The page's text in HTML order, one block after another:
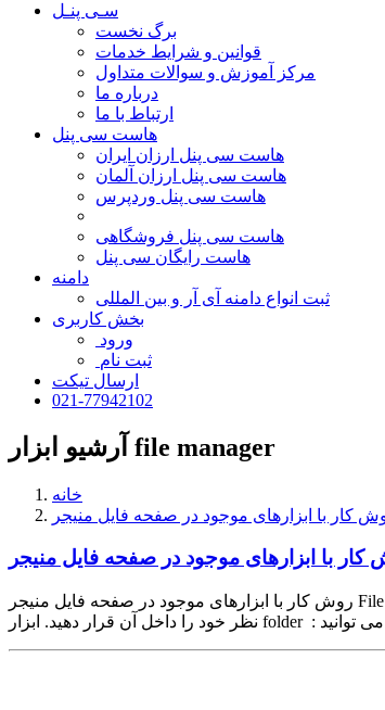
سـی پنـل
برگ نخست
قوانین و شرایط خدمات
مرکز آموزش و سوالات متداول
درباره ما
ارتباط با ما
هاست سی پنل
هاست سی پنل ارزان ایران
هاست سی پنل ارزان آلمان
هاست سی پنل وردپرس
هاست سی پنل فروشگاهی
هاست رایگان سی پنل
دامنه
ثبت انواع دامنه آی آر و بین المللی
بخش کاربری
ورود
ثبت نام
ارسال تیکت
021-77942102
آرشیو ابزار file manager
خانه
روش کار با ابزارهای موجود در صفحه فایل منیجر File Manager: ابزارهای موجود در صفحه فایل منیجر File Manager عبارتند از : ابزار file : با انتخاب این گزینه می توانید فایلی جدید ایجاد کنید و کدهای مورد